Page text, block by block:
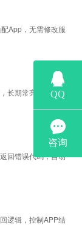
App，无需修改服
长期常亮状态，适
回错误代码，自动
逻辑，控制APP结